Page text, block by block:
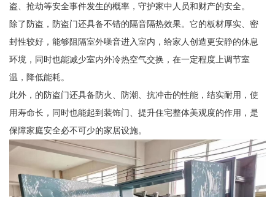
盗、抢劫等安全事件发生的概率，守护家中人员和财产的安全。
除了防盗，防盗门还具备不错的隔音隔热效果。它的板材厚实、密
封性较好，能够阻隔室外噪音进入室内，给家人创造更安静的休息
环境，同时也能减少室内外冷热空气交换，在一定程度上调节室
温，降低能耗。
此外，的防盗门还具备防火、防潮、抗冲击的性能，结实耐用，使
用寿命长，同时也能起到装饰门、提升住宅整体美观度的作用，是
保障家庭安全必不可少的家居设施。